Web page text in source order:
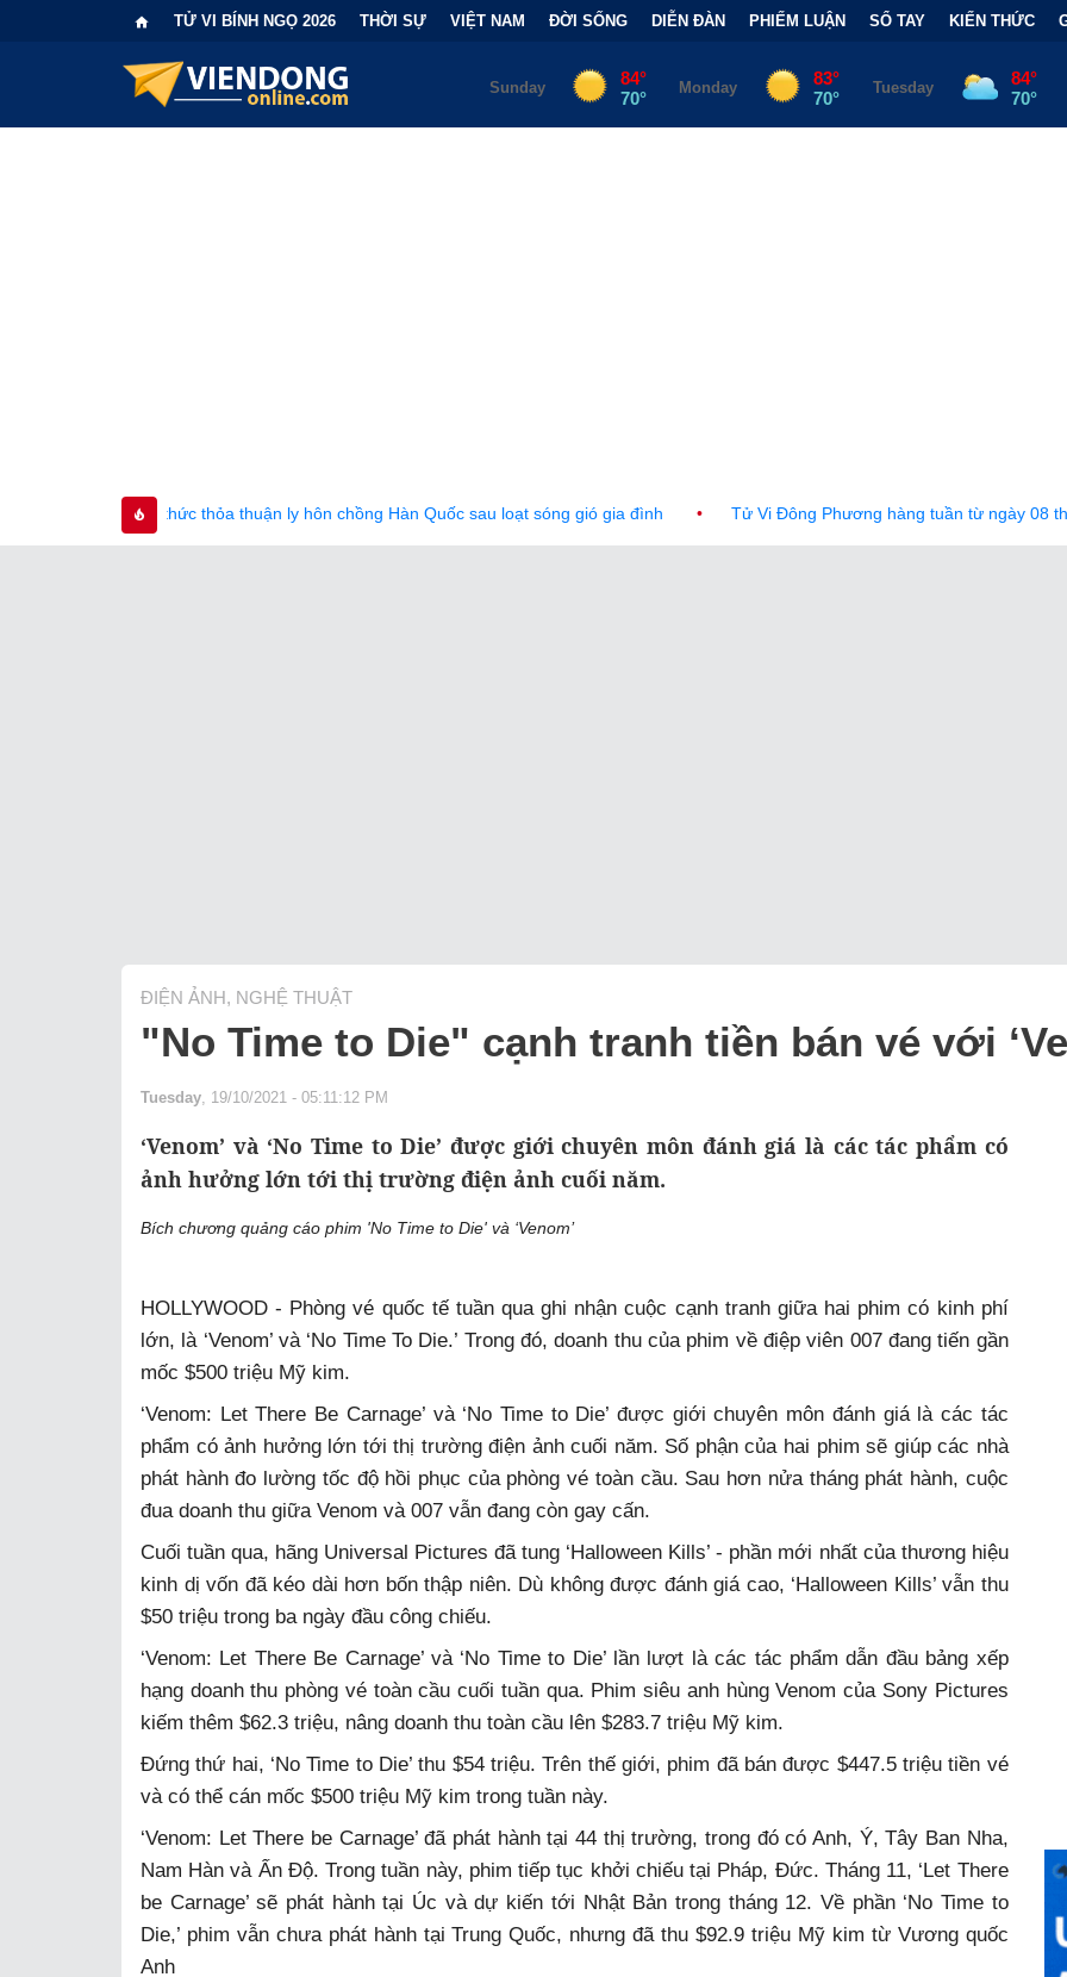
TỬ VI BÍNH NGỌ 2026 THỜI SỰ VIỆT NAM ĐỜI SỐNG DIỄN ĐÀN PHIẾM LUẬN SỔ TAY KIẾN THỨC
thức thỏa thuận ly hôn chồng Hàn Quốc sau loạt sóng gió gia đình • Tử Vi Đông Phương hàng tuần từ ngày 08 tháng 08, 2026 đến
ĐIỆN ẢNH, NGHỆ THUẬT
"No Time to Die" cạnh tranh tiền bán vé với
Tuesday , 19/10/2021 - 05:11:12 PM
‘Venom’ và ‘No Time to Die’ được giới chuyên môn đánh giá là các tác phẩm có
ảnh hưởng lớn tới thị trường điện ảnh cuối năm.
Bích chương quảng cáo phim 'No Time to Die' và ‘Venom’
HOLLYWOOD - Phòng vé quốc tế tuần qua ghi nhận cuộc cạnh tranh giữa hai phim có kinh phí
lớn, là ‘Venom’ và ‘No Time To Die.’ Trong đó, doanh thu của phim về điệp viên 007 đang tiến gần
mốc $500 triệu Mỹ kim.
‘Venom: Let There Be Carnage’ và ‘No Time to Die’ được giới chuyên môn đánh giá là các tác
phẩm có ảnh hưởng lớn tới thị trường điện ảnh cuối năm. Số phận của hai phim sẽ giúp các nhà
phát hành đo lường tốc độ hồi phục của phòng vé toàn cầu. Sau hơn nửa tháng phát hành, cuộc
đua doanh thu giữa Venom và 007 vẫn đang còn gay cấn.
Cuối tuần qua, hãng Universal Pictures đã tung ‘Halloween Kills’ - phần mới nhất của thương hiệu
kinh dị vốn đã kéo dài hơn bốn thập niên. Dù không được đánh giá cao, ‘Halloween Kills’ vẫn thu
$50 triệu trong ba ngày đầu công chiếu.
‘Venom: Let There Be Carnage’ và ‘No Time to Die’ lần lượt là các tác phẩm dẫn đầu bảng xếp
hạng doanh thu phòng vé toàn cầu cuối tuần qua. Phim siêu anh hùng Venom của Sony Pictures
kiếm thêm $62.3 triệu, nâng doanh thu toàn cầu lên $283.7 triệu Mỹ kim.
Đứng thứ hai, ‘No Time to Die’ thu $54 triệu. Trên thế giới, phim đã bán được $447.5 triệu tiền vé
và có thể cán mốc $500 triệu Mỹ kim trong tuần này.
‘Venom: Let There be Carnage’ đã phát hành tại 44 thị trường, trong đó có Anh, Ý, Tây Ban Nha,
Nam Hàn và Ấn Độ. Trong tuần này, phim tiếp tục khởi chiếu tại Pháp, Đức. Tháng 11, ‘Let There
be Carnage’ sẽ phát hành tại Úc và dự kiến tới Nhật Bản trong tháng 12. Về phần ‘No Time to
Die,’ phim vẫn chưa phát hành tại Trung Quốc, nhưng đã thu $92.9 triệu Mỹ kim từ Vương quốc
Anh